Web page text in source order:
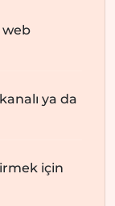
web
ya da
için